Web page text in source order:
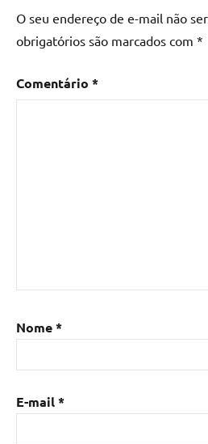
O seu endereço de e-mail não
obrigatórios são marcados com *
Comentário *
Nome*
E-mail*